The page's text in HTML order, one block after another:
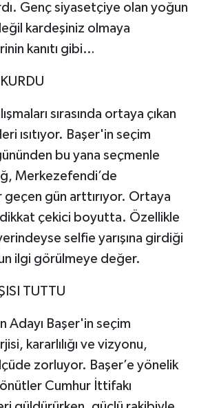
Genç siyasetçiye olan yoğun
kardeşiniz olmaya
kanıtı gibi…
sırasında ortaya çıkan
ısıtıyor. Başer'in seçim
bu yana seçmenle
Merkezefendi’de
gün arttırıyor. Ortaya
dikkat çekici boyutta. Özellikle
selfie yarışına girdiği
ilgi görülmeye değer.
TUTTU
Adayı Başer'in seçim
kararlılığı ve vizyonu,
zorluyor. Başer’e yönelik
Cumhur İttifakı